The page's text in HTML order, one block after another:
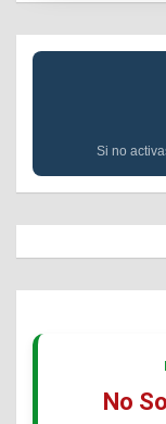
Si no
No